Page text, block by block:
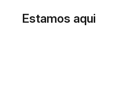
Estamos aqui